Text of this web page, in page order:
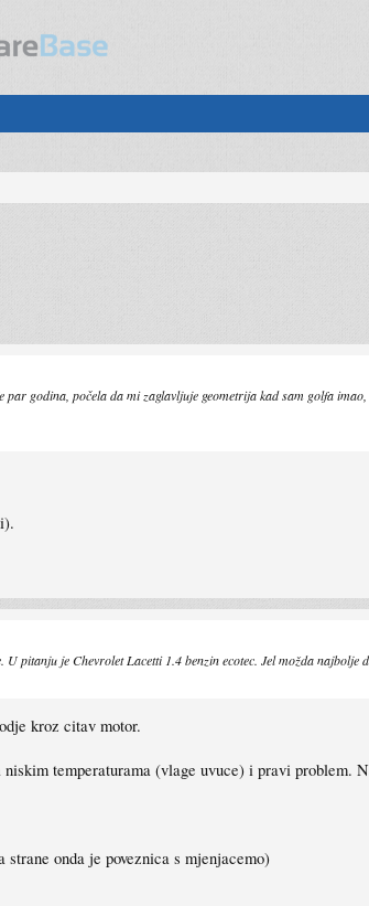
godina, počela da mi zaglavljuje geometrija kad sam golfa
je Chevrolet Lacetti 1.4 benzin ecotec. Jel možda najbolje
kroz citav motor.
temperaturama (vlage uvuce) i pravi problem.
onda je poveznica s mjenjacemo)